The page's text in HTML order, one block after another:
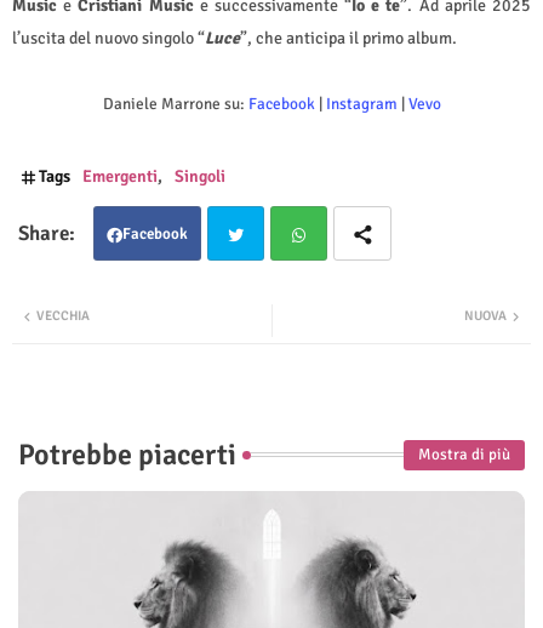
Music eCristiani Musice successivamente “ Io e te”. Ad aprile 2025
l’uscita del nuovo singolo “Luce”, che anticipa il primo album.
Daniele Marrone su: Facebook| Instagram |Vevo
Tags Emergenti Singoli
Facebook
NUOVA
VECCHIA
Potrebbe piacerti Mostra di più